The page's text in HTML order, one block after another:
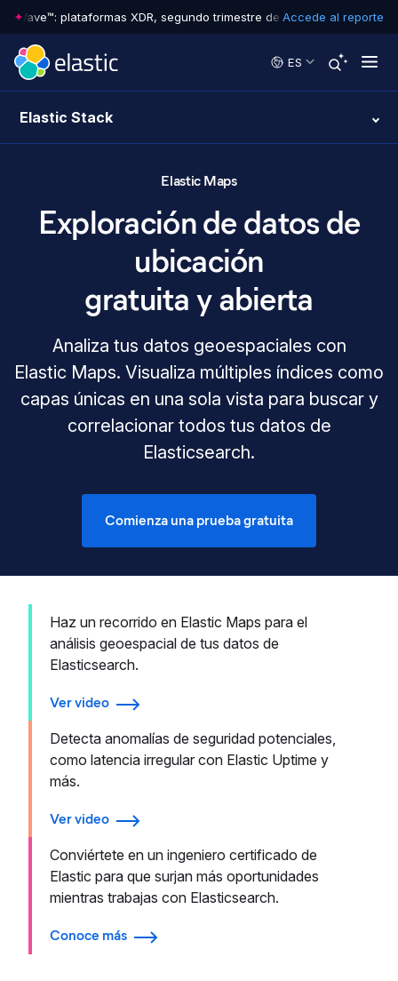
Skip to main content
plataformas XDR, segundo trimestre de 2026 • The Forrester
Accede al reporte
ES
Elastic Stack
Elastic Maps
Exploración de datos de
ubicación
gratuita y abierta
Analiza tus datos geoespaciales con
Elastic Maps. Visualiza múltiples índices como
capas únicas en una sola vista para buscar y
correlacionar todos tus datos de
Elasticsearch.
Comienza una prueba gratuita
Haz un recorrido en Elastic Maps para el
análisis geoespacial de tus datos de
Elasticsearch.
Ver video
Detecta anomalías de seguridad potenciales,
como latencia irregular con Elastic Uptime y
más.
Ver video
Conviértete en un ingeniero certificado de
Elastic para que surjan más oportunidades
mientras trabajas con Elasticsearch.
Conoce más